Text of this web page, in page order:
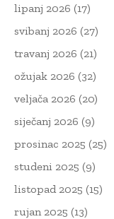
lipanj 2026 (17)
svibanj 2026 (27)
travanj 2026 (21)
ožujak 2026 (32)
veljača 2026 (20)
siječanj 2026 (9)
prosinac 2025 (25)
studeni 2025 (9)
listopad 2025 (15)
rujan 2025 (13)